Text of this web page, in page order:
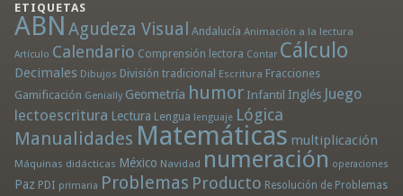
ETIQUETAS
ABN Agudeza Visual Andalucía Animación a la lectura
Artículo Calendario Comprensión lectora Contar Cálculo
Decimales Dibujos División tradicional Escritura Fracciones
Gamificación Genially Geometría humor Infantil Inglés Juego
lectoescritura Lectura Lengua lenguaje Lógica
Manualidades Matemáticas multiplicación
Máquinas didácticas México Navidad numeración operaciones
Paz PDI primaria Problemas Producto Resolución de Problemas